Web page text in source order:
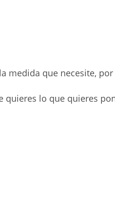
medida que necesite,
quieres lo que quieres